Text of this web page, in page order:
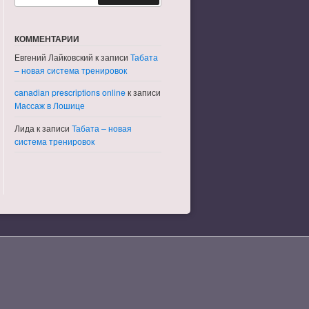
КОММЕНТАРИИ
Евгений Лайковский к записи Табата
– новая система тренировок
canadian prescriptions onlineк записи
Массаж в Лошице
Лида к записи Табата – новая
система тренировок